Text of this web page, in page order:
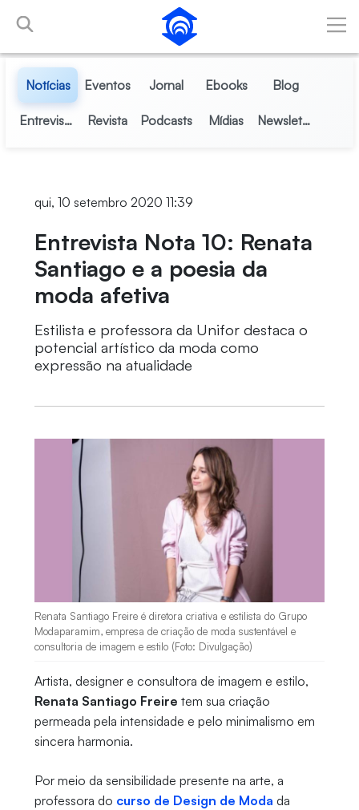
Pular para o Conteúdo principal
Notícias Eventos Jornal Ebooks Blog
Entrevistas Revista Podcasts Mídias Newsletter
qui, 10 setembro 2020 11:39
Entrevista Nota 10: Renata
Santiago e a poesia da
moda afetiva
Estilista e professora da Unifor destaca o
potencial artístico da moda como
expressão na atualidade
Renata Santiago Freire é diretora criativa e estilista do Grupo
Modaparamim, empresa de criação de moda sustentável e
consultoria de imagem e estilo (Foto: Divulgação)
Artista, designer e consultora de imagem e estilo,
Renata Santiago Freire tem sua criação
permeada pela intensidade e pelo minimalismo em
sincera harmonia.
Por meio da sensibilidade presente na arte, a
professora do curso de Design de Moda da